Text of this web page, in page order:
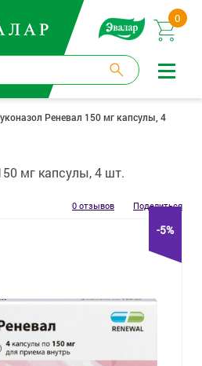
0
не выбран,изменить
Реневал 150 мг капсулы, 4
мг капсулы, 4 шт.
0 отзывов Поделиться
-5%